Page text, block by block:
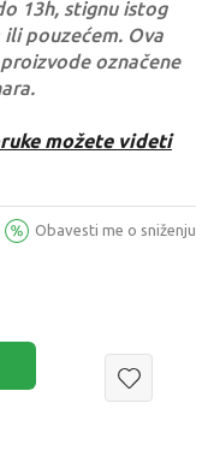
13h, stignu istog
pouzećem. Ova
označene
možete videti
Obavesti me o sniženju